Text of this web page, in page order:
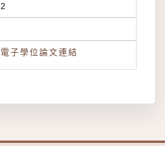
2
電子學位論文連結